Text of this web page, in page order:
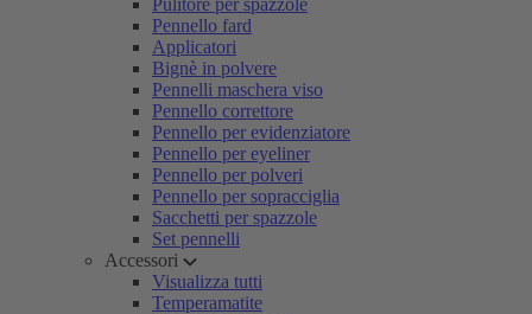
Pulitore per spazzole
Pennello fard
Applicatori
Bignè in polvere
Pennelli maschera viso
Pennello correttore
Pennello per evidenziatore
Pennello per eyeliner
Pennello per polveri
Pennello per sopracciglia
Sacchetti per spazzole
Set pennelli
Accessori
Visualizza tutti
Temperamatite